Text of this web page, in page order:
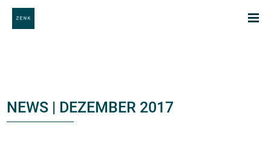
NEWS | DEZEMBER 2017